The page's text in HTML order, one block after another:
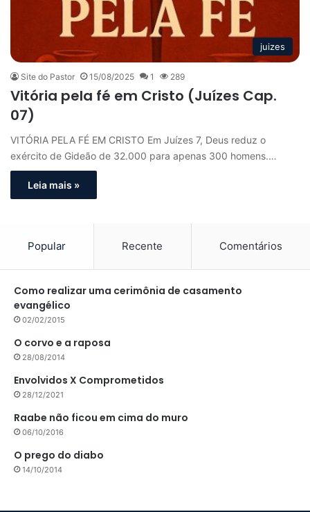
juizes
Site do Pastor 15/08/2025 1 289
Vitória pela fé em Cristo (Juízes Cap.
07)
VITÓRIA PELA FÉ EM CRISTO Em Juízes 7, Deus reduz o
exército de Gideão de 32.000 para apenas 300 homens.…
Leia mais »
Popular Recente Comentários
Como realizar uma cerimônia de casamento
evangélico
02/02/2015
O corvo e a raposa
28/08/2014
Envolvidos X Comprometidos
28/12/2021
Raabe não ficou em cima do muro
06/10/2016
O prego do diabo
14/10/2014